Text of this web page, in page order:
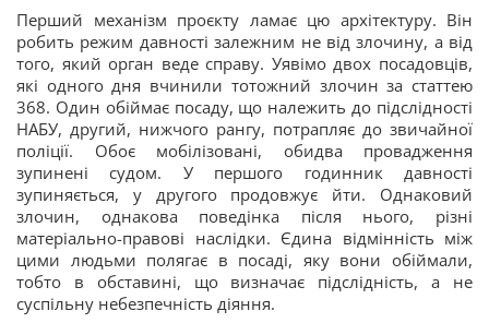
Перший механізм проєкту ламає цю архітектуру. Він
робить режим давності залежним не від злочину, а від
того, який орган веде справу. Уявімо двох посадовців,
які одного дня вчинили тотожний злочин за статтею
368. Один обіймає посаду, що належить до підслідності
НАБУ, другий, нижчого рангу, потрапляє до звичайної
поліції. Обоє мобілізовані, обидва провадження
зупинені судом. У першого годинник давності
зупиняється, у другого продовжує йти. Однаковий
злочин, однакова поведінка після нього, різні
матеріально-правові наслідки. Єдина відмінність між
цими людьми полягає в посаді, яку вони обіймали,
тобто в обставині, що визначає підслідність, а не
суспільну небезпечність діяння.